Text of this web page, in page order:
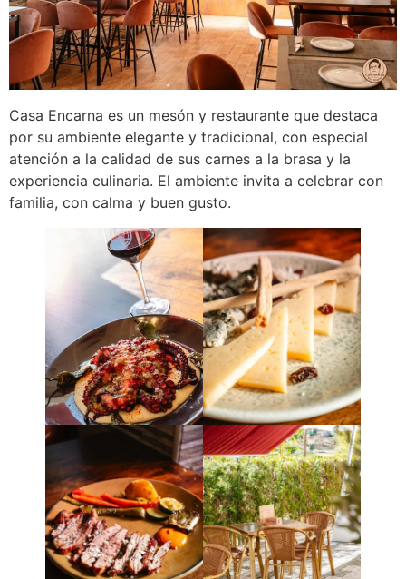
Casa Encarna es un mesón y restaurante que destaca
por su ambiente elegante y tradicional, con especial
atención a la calidad de sus carnes a la brasa y la
experiencia culinaria. El ambiente invita a celebrar con
familia, con calma y buen gusto.